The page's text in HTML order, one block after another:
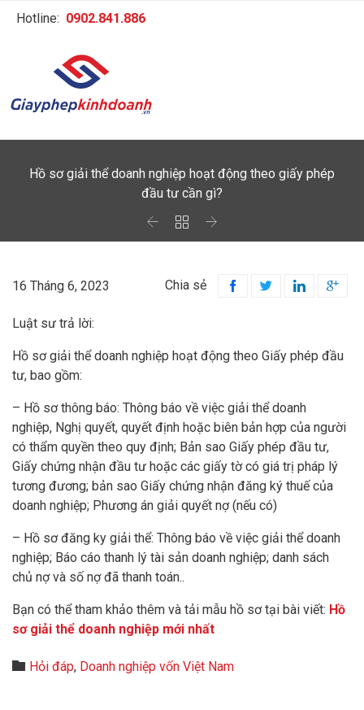
Hotline: 0902.841.886
Hồ sơ giải thể doanh nghiệp hoạt động theo giấy phép
đầu tư cần gì?
  
16 Tháng 6, 2023 Chia sẻ    
Luật sư trả lời:
Hồ sơ giải thể doanh nghiệp hoạt động theo Giấy phép đầu
tư, bao gồm:
– Hồ sơ thông báo: Thông báo về việc giải thể doanh
nghiệp, Nghị quyết, quyết định hoặc biên bản hợp của người
có thẩm quyền theo quy định; Bản sao Giấy phép đầu tư,
Giấy chứng nhận đầu tư hoặc các giấy tờ có giá trị pháp lý
tương đương; bản sao Giấy chứng nhận đăng ký thuế của
doanh nghiệp; Phương án giải quyết nợ (nếu có)
– Hồ sơ đăng ky giải thể: Thông báo về việc giải thể doanh
nghiệp; Báo cáo thanh lý tài sản doanh nghiệp; danh sách
chủ nợ và số nợ đã thanh toán..
Bạn có thể tham khảo thêm và tải mẫu hồ sơ tại bài viết: Hồ
sơ giải thể doanh nghiệp mới nhất
 Category
Hỏi đáp, Doanh nghiệp vốn Việt Nam